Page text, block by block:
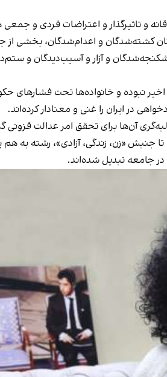
و تاثیرگذار و اعتراضات فردی و
کشته‌شدگان و اعدام‌شدگان، بخشی از
شکنجه‌شدگان و آزار و آسیب‌دیدگان و
و خانواده‌ها تحت فشارهای
در ایران را غنی و معنادار کرده‌اند.
آن‌ها برای تحقق امر عدالت فزونی
«زن، زندگی، آزادی»، رشته به هم
جامعه تبدیل شده‌اند.